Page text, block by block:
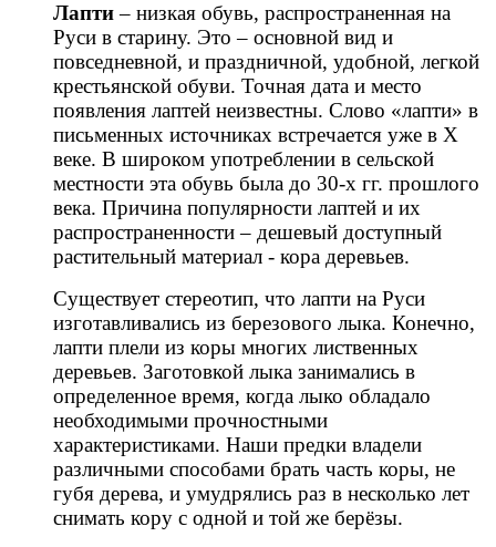
Лапти– низкая обувь, распространенная на
Руси в старину. Это – основной вид и
повседневной, и праздничной, удобной, легкой
крестьянской обуви. Точная дата и место
появления лаптей неизвестны. Слово «лапти» в
письменных источниках встречается уже в X
веке. В широком употреблении в сельской
местности эта обувь была до 30-х гг. прошлого
века. Причина популярности лаптей и их
распространенности – дешевый доступный
растительный материал - кора деревьев.
Существует стереотип, что лапти на Руси
изготавливались из березового лыка. Конечно,
лапти плели из коры многих лиственных
деревьев. Заготовкой лыка занимались в
определенное время, когда лыко обладало
необходимыми прочностными
характеристиками. Наши предки владели
различными способами брать часть коры, не
губя дерева, и умудрялись раз в несколько лет
снимать кору с одной и той же берёзы.